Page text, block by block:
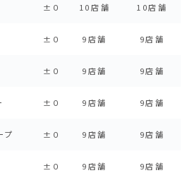
±０ 10店舗 10店舗
±０ 9店舗 9店舗
±０ 9店舗 9店舗
±０ 9店舗 9店舗
プ ±０ 9店舗 9店舗
±０ 9店舗 9店舗